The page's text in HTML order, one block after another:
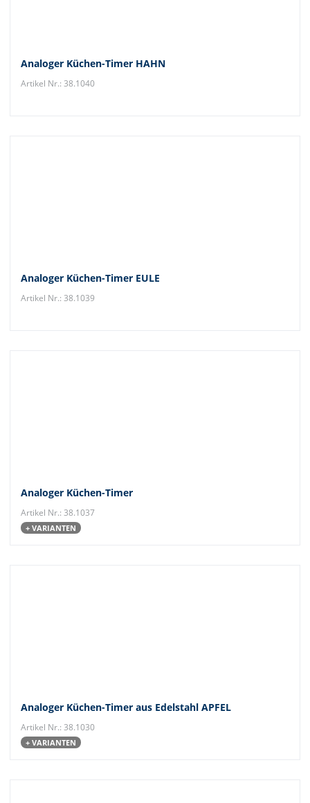
Analoger Küchen-Timer HAHN
Artikel Nr.: 38.1040
Analoger Küchen-Timer EULE
Artikel Nr.: 38.1039
Analoger Küchen-Timer
Artikel Nr.: 38.1037
+ VARIANTEN
Analoger Küchen-Timer aus Edelstahl APFEL
Artikel Nr.: 38.1030
+ VARIANTEN